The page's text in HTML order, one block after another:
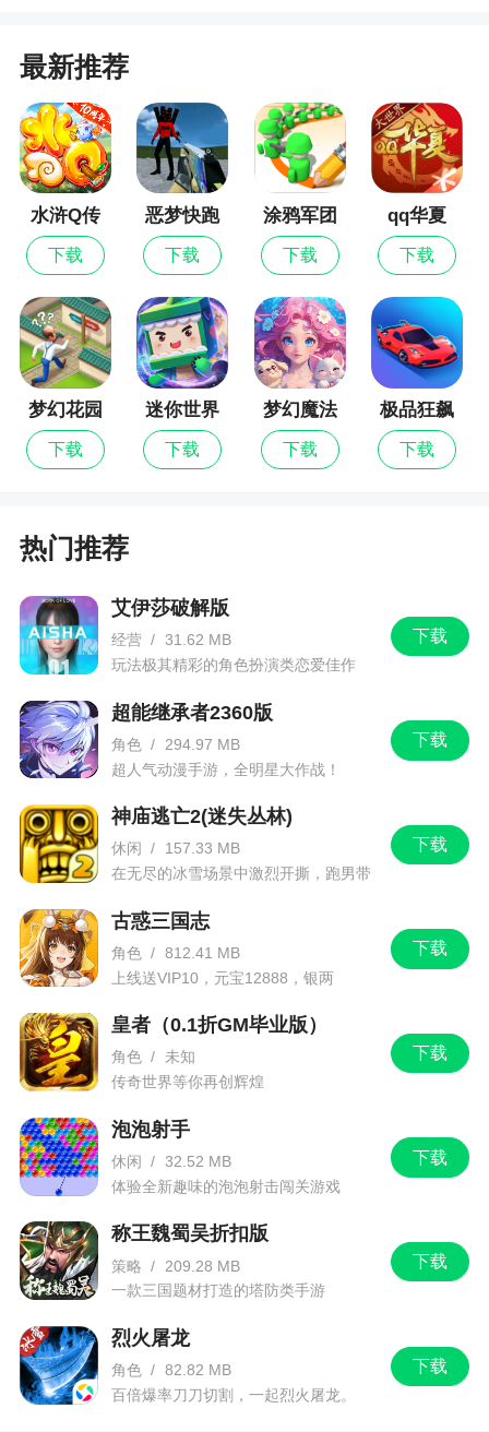
游戏之中，玩家成为了一名中超成员，在中超的赛
场上为了荣耀而战斗，培养你的球队，将一群球员
培养成大明星。游戏真实反映中超赛场上的风云变
化
2、在中超风云最新版中，玩家将会在游戏，搜
集自己的球员，并且打造一支自己的强有力的阵
容，且不断地升级球员睡醒，买入球员增强阵容深
度，成为一只豪门俱乐部
更新日志
一、增加30%属性的庚子新春贴纸：
徐云龙、孙继海、李玮锋、范志毅、吴承瑛、
张恩华、邵佳一、肇俊哲、马明宇、李霄鹏、祁
明、郑智、孙祥、张耀坤、刘云飞、萨沙、孔卡
高拉特、武磊、扎哈维、孔卡、吴曦、郑智、
蒿俊闵、徐云龙、张琳芃、冯潇霆、曾诚、艾克
稀哲、郑铮、金英权、姜至鹏、颜骏凌、王大雷、
曹赟定
第29轮周贴纸：董春雨周贴纸3、乔巍周贴纸
1、宋株薰周贴纸3、韩轩周贴纸1、塔利斯卡周贴纸
斯周贴纸4、巴坎布周贴纸8、杨旭周贴纸3
第30轮周贴纸：牟鹏飞周贴纸2、张晓彬周贴纸
奥古斯托周贴纸16、奥斯卡周贴纸15、特谢拉周贴
纸20、龙东周贴纸2、阿瑙托维奇周贴纸2
最新推荐
水浒Q传
下载
恶梦快跑
下载
涂鸦军团
下载
qq华夏
下载
梦幻花园
下载
迷你世界
下载
梦幻魔法
屋
下载
极品狂飙
飞车
下载
热门推荐
下载
艾伊莎破解版
经营 / 31.62 MB
玩法极其精彩的角色扮演类恋爱佳作
下载
超能继承者2360版
角色 /
294.97 MB
超人气动漫手游，全明星大作战！
下载
神庙逃亡2(迷失丛林)
休闲 /
157.33 MB
在无尽的冰雪场景中激烈开撕，跑男带
下载
古惑三国志
角色 / 812.41 MB
上线送VIP10，元宝12888，银两
下载
皇者（0.1折GM毕业版）
角色 / 未知
传奇世界等你再创辉煌
下载
泡泡射手
休闲 / 32.52 MB
体验全新趣味的泡泡射击闯关游戏
下载
称王魏蜀吴折扣版
策略 /
209.28 MB
一款三国题材打造的塔防类手游
下载
烈火屠龙
角色 / 82.82 MB
百倍爆率刀刀切割，一起烈火屠龙。